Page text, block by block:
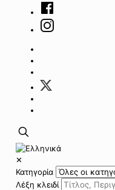
✕
Κατηγορία
Λέξη κλειδί